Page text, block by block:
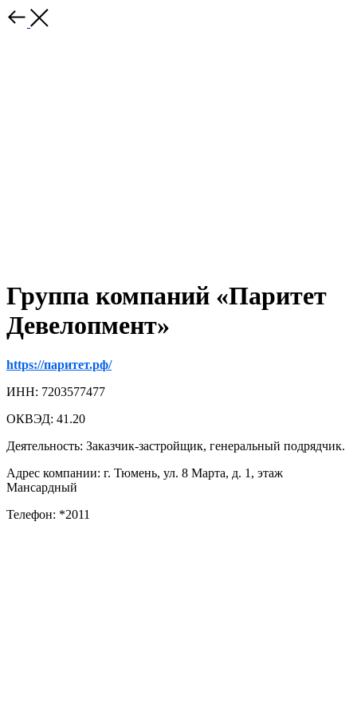
Группа компаний «Паритет
Девелопмент»
https://паритет.рф/
ИНН: 7203577477
ОКВЭД: 41.20
Деятельность: Заказчик-застройщик, генеральный подрядчик.
Адрес компании: г. Тюмень, ул. 8 Марта, д. 1, этаж
Мансардный
Телефон: *2011